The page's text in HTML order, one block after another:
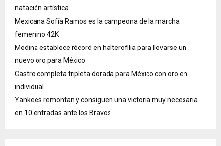
natación artística
Mexicana Sofía Ramos es la campeona de la marcha
femenino 42K
Medina establece récord en halterofilia para llevarse un
nuevo oro para México
Castro completa tripleta dorada para México con oro en
individual
Yankees remontan y consiguen una victoria muy necesaria
en 10 entradas ante los Bravos